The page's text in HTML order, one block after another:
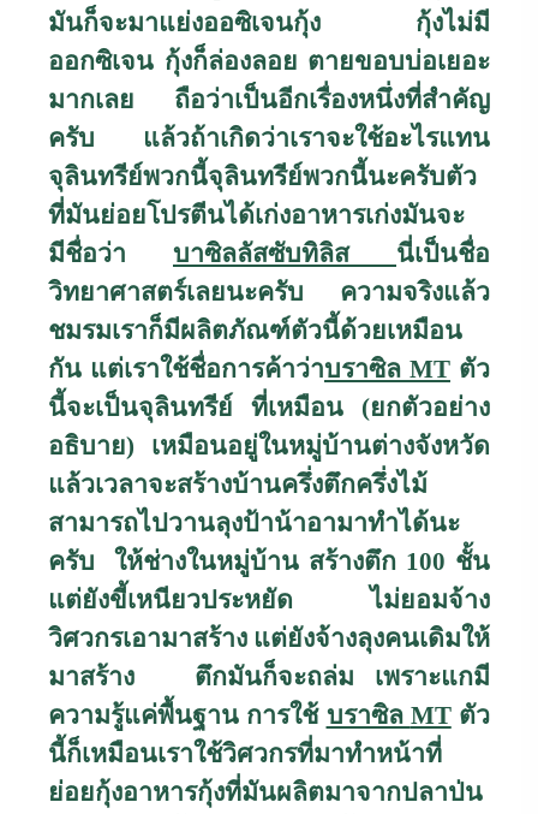
มันก็จะมาแย่งออซิเจนกุ้ง กุ้งไม่มี
ออกซิเจน กุ้งก็ล่องลอย ตายขอบบ่อเยอะ
มากเลย ถือว่าเป็นอีกเรื่องหนึ่งที่สำคัญ
ครับ แล้วถ้าเกิดว่าเราจะใช้อะไรแทน
จุลินทรีย์พวกนี้จุลินทรีย์พวกนี้นะครับตัว
ที่มันย่อยโปรตีนได้เก่งอาหารเก่งมันจะ
มีชื่อว่า บาซิลลัสซับทิลิส นี่เป็นชื่อ
วิทยาศาสตร์เลยนะครับ ความจริงแล้ว
ชมรมเราก็มีผลิตภัณฑ์ตัวนี้ด้วยเหมือน
กัน แต่เราใช้ชื่อการค้าว่าบราซิล MT ตัว
นี้จะเป็นจุลินทรีย์ ที่เหมือน (ยกตัวอย่าง
อธิบาย) เหมือนอยู่ในหมู่บ้านต่างจังหวัด
แล้วเวลาจะสร้างบ้านครึ่งตึกครึ่งไม้
สามารถไปวานลุงป้าน้าอามาทำได้นะ
ครับ ให้ช่างในหมู่บ้าน สร้างตึก 100 ชั้น
แต่ยังขี้เหนียวประหยัด ไม่ยอมจ้าง
วิศวกรเอามาสร้าง แต่ยังจ้างลุงคนเดิมให้
มาสร้าง ตึกมันก็จะถล่ม เพราะแกมี
ความรู้แค่พื้นฐาน การใช้ บราซิล MT ตัว
นี้ก็เหมือนเราใช้วิศวกรที่มาทำหน้าที่
ย่อยกุ้งอาหารกุ้งที่มันผลิตมาจากปลาป่น